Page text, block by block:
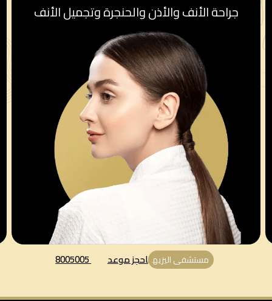
قسم أمراض النساء والولادة
مستشفى اليزيه احجز موعد 8005005